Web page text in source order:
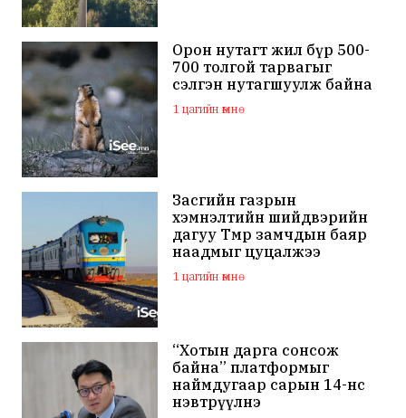
Орон нутагт жил бүр 500-
700 толгой тарвагыг
сэлгэн нутагшуулж байна
1 цагийн өмнө
Засгийн газрын
хэмнэлтийн шийдвэрийн
дагуу Төмөр замчдын баяр
наадмыг цуцалжээ
1 цагийн өмнө
“Хотын дарга сонсож
байна” платформыг
наймдугаар сарын 14-нөөс
нэвтрүүлнэ